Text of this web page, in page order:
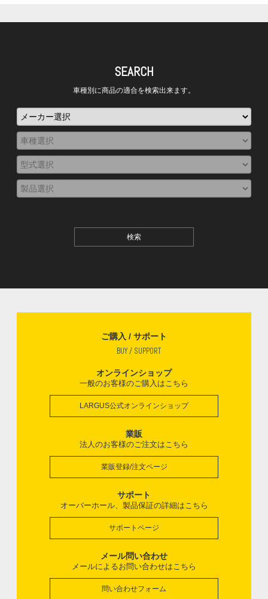
SEARCH
車種別に商品の適合を検索出来ます。
ご購入 / サポート
BUY / SUPPORT
オンラインショップ
一般のお客様のご購入はこちら
LARGUS公式オンラインショップ
業販
法人のお客様のご注文はこちら
業販登録/注文ページ
サポート
オーバーホール、製品保証の詳細はこちら
サポートページ
メール問い合わせ
メールによるお問い合わせはこちら
問い合わせフォーム